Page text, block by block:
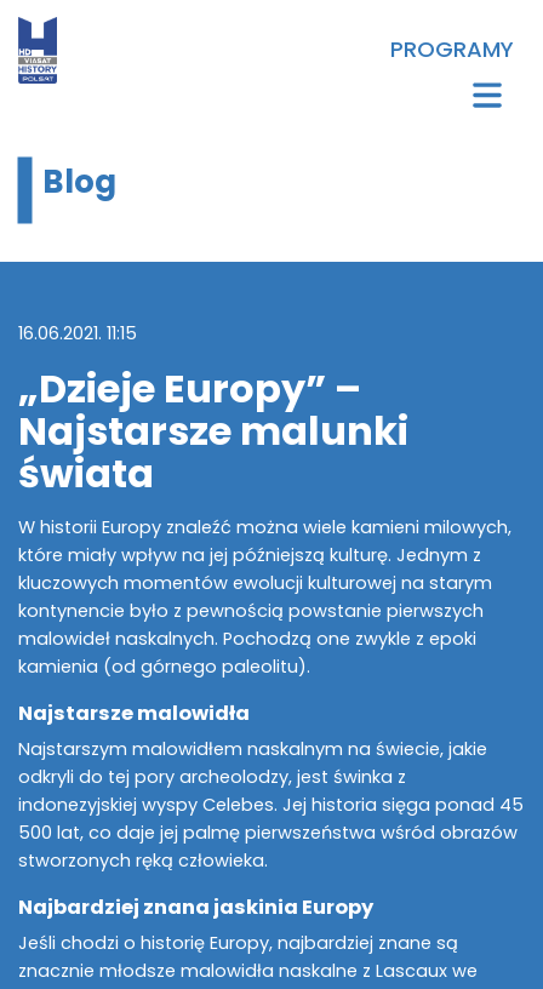
PROGRAMY
Blog
16.06.2021. 11:15
„Dzieje Europy” –
Najstarsze malunki
świata
W historii Europy znaleźć można wiele kamieni milowych,
które miały wpływ na jej późniejszą kulturę. Jednym z
kluczowych momentów ewolucji kulturowej na starym
kontynencie było z pewnością powstanie pierwszych
malowideł naskalnych. Pochodzą one zwykle z epoki
kamienia (od górnego paleolitu).
Najstarsze malowidła
Najstarszym malowidłem naskalnym na świecie, jakie
odkryli do tej pory archeolodzy, jest świnka z
indonezyjskiej wyspy Celebes. Jej historia sięga ponad 45
500 lat, co daje jej palmę pierwszeństwa wśród obrazów
stworzonych ręką człowieka.
Najbardziej znana jaskinia Europy
Jeśli chodzi o historię Europy, najbardziej znane są
znacznie młodsze malowidła naskalne z Lascaux we